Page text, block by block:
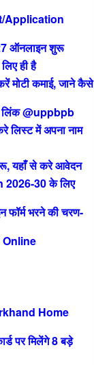
Application
ऑनलाइन शुरू
ही है
कमाई, जाने कैसे
लिंक @uppbpb
लिस्ट में अपना नाम
यहाँ से करे आवेदन
30 के लिए
भरने की चरण-
Online
Home
पर मिलेंगे 8 बड़े